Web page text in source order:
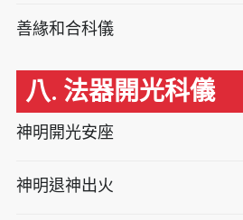
善緣和合科儀
八. 法器開光科儀
神明開光安座
神明退神出火